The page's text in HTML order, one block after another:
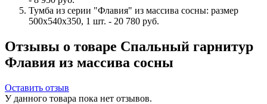
Тумба из серии "Флавия" из массива сосны: размер
500х540х350, 1 шт. - 20 780 руб.
Отзывы о товаре Спальный гарнитур
Флавия из массива сосны
Оставить отзыв
У данного товара пока нет отзывов.